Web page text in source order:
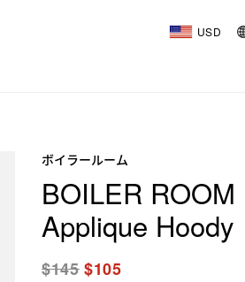
USD
ボイラールーム
BOILER
Applique Hoody
$145$105